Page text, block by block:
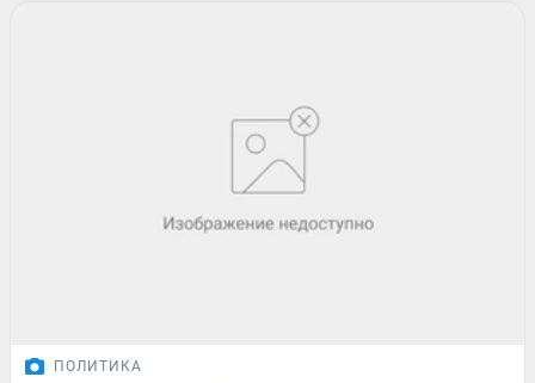
ПОЛИТИКА